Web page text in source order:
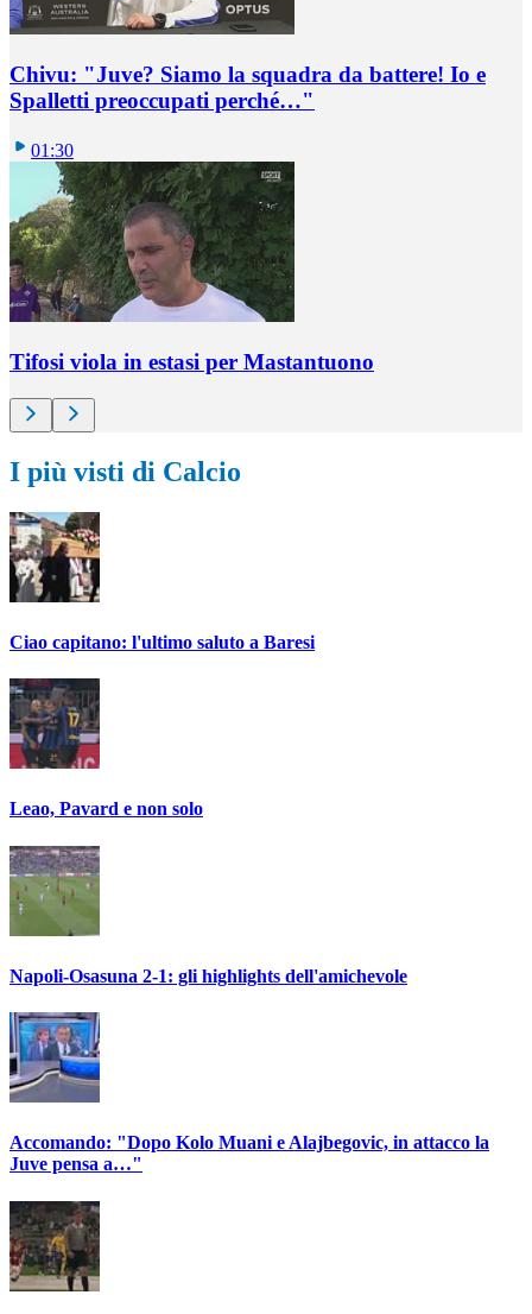
Chivu: "Juve? Siamo la squadra da battere! Io e
Spalletti preoccupati perché…"
01:30
Tifosi viola in estasi per Mastantuono
I più visti di Calcio
Ciao capitano: l'ultimo saluto a Baresi
Leao, Pavard e non solo
Napoli-Osasuna 2-1: gli highlights dell'amichevole
Accomando: "Dopo Kolo Muani e Alajbegovic, in attacco la
Juve pensa a…"